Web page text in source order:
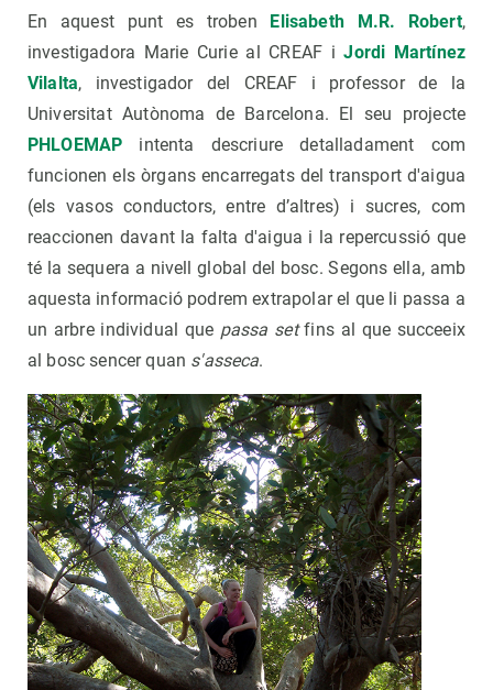
En aquest punt es troben
Elisabeth M.R. Robert,
investigadora Marie Curie al CREAF iJordi Martínez
Vilalta, investigador del CREAF i professor de la
Universitat Autònoma de Barcelona. El seu projecte
PHLOEMAP intenta descriure detalladament com
funcionen els òrgans encarregats del transport d'aigua
(els vasos conductors, entre d’altres) i sucres, com
reaccionen davant la falta d'aigua i la repercussió que
té la sequera a nivell global del bosc. Segons ella, amb
aquesta informació podrem extrapolar el que li passa a
un arbre individual que passa setfins al que succeeix
al bosc sencer quan s'asseca.